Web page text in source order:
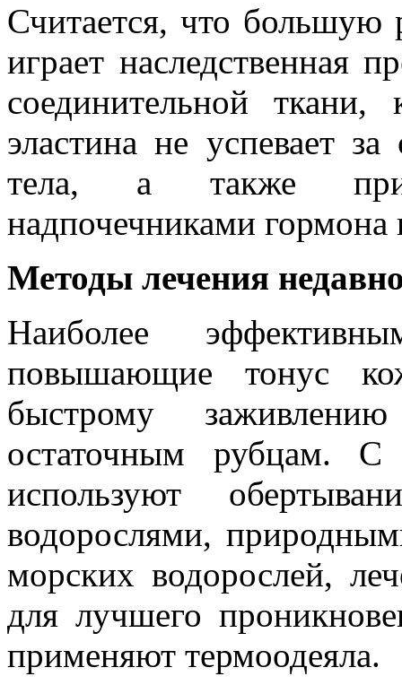
Считается, что большую
играет наследственная
соединительной ткани,
эластина не успевает
тела, а также при
надпочечниками гормона
Методы лечения
Наиболее
повышающие тонус
быстрому
остаточным рубцам. С
используют
водорослями,
морских водорослей,
для лучшего
применяют термоодеяла.